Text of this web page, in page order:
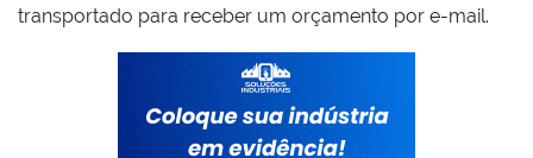
transportado para receber um orçamento por e-mail.